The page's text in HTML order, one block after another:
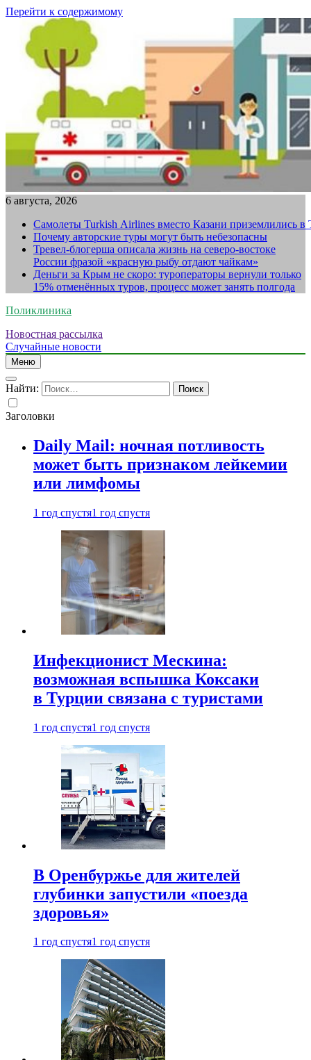
Перейти к содержимому
6 августа, 2026
Самолеты Turkish Airlines вместо Казани приземлились в
Почему авторские туры могут быть небезопасны
Тревел-блогерша описала жизнь на северо-востоке
России фразой «красную рыбу отдают чайкам»
Деньги за Крым не скоро: туроператоры вернули только
15% отменённых туров, процесс может занять полгода
Поликлиника
Новостная рассылка
Случайные новости
Меню
Найти:
Заголовки
Daily Mail: ночная потливость
может быть признаком лейкемии
или лимфомы
1 год спустя1 год спустя
Инфекционист Мескина:
возможная вспышка Коксаки
в Турции связана с туристами
1 год спустя1 год спустя
В Оренбуржье для жителей
глубинки запустили «поезда
здоровья»
1 год спустя1 год спустя